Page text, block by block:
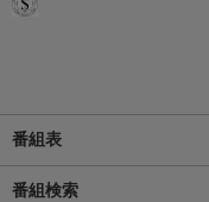
番組表
番組検索